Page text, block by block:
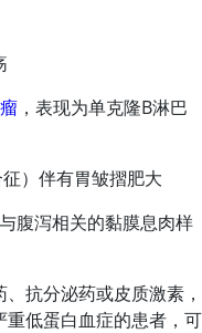
，表现为单克隆B淋巴
）伴有胃皱摺肥大
腹泻相关的黏膜息肉样
抗分泌药或皮质激素，
低蛋白血症的患者，可